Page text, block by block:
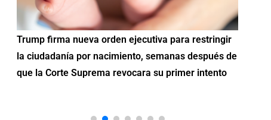
Trump firma nueva orden ejecutiva para restringir
la ciudadanía por nacimiento, semanas después de
que la Corte Suprema revocara su primer intento